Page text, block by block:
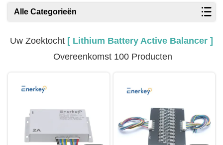
Alle Categorieën
Uw Zoektocht [ Lithium Battery Active Balancer ]
Overeenkomst 100 Producten